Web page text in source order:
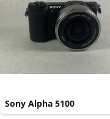
Sony Alpha 5100